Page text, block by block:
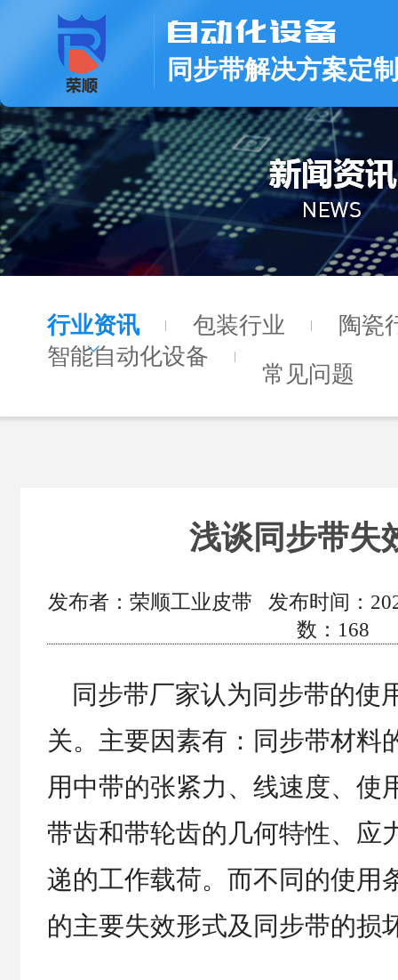
同步带解决方案定
行业资讯 包装行业
陶瓷
智能自动化设备
常见问题
浅谈同步带失
发布者：荣顺工业皮带 发布时间：
数： 168
同步带厂家认为同步带的使
关。主要因素有：同步带材料
用中带的张紧力、线速度、使
带齿和带轮齿的几何特性、应
递的工作载荷。而不同的使用
的主要失效形式及同步带的损